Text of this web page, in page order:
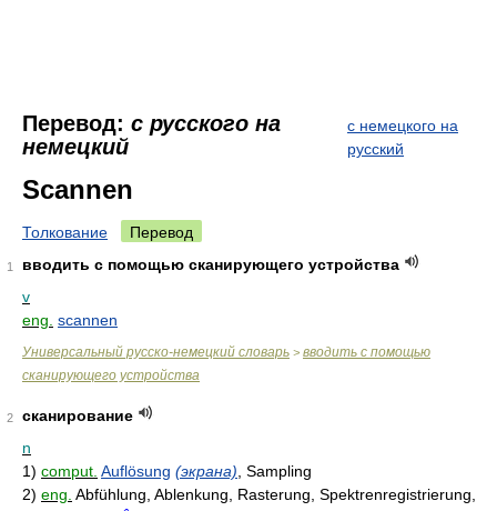
Перевод: с русского на
немецкий
с немецкого на
русский
Scannen
Толкование Перевод
1
вводить с помощью сканирующего устройства
v
eng. scannen
Универсальный русско-немецкий словарь > вводить с помощью
сканирующего устройства
2
сканирование
n
1) comput. Auflösung (экрана) , Sampling
2) eng. Abfühlung, Ablenkung, Rasterung, Spektrenregistrierung,